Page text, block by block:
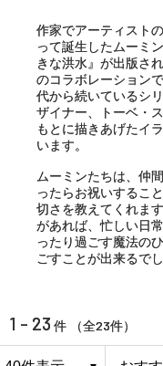
作家でアーティスト
って誕生したムーミ
きな洪水』が出版さ
のコラボレーション
代から続いているシ
ザイナー、トーベ・
もとに描きあげたイ
います。
ムーミンたちは、仲
ったらお祝いするこ
切さを教えてくれま
があれば、忙しい日
ったり過ごす魔法の
ごすことが出来るでし
1 - 23 件 （全23件）